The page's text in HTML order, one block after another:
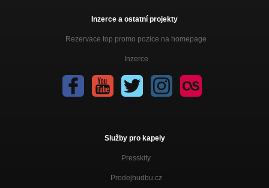
Inzerce a ostatní projekty
Rezervace top promo pozice na homepage
Inzerce
Služby pro kapely
Presskity
Prodejhudbu.cz